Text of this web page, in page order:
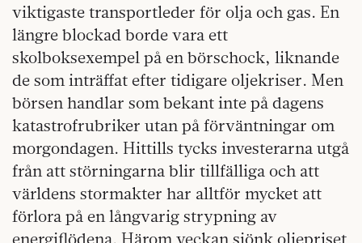
viktigaste transportleder för olja och gas. En
längre blockad borde vara ett
skolboksexempel på en börschock, liknande
de som inträffat efter tidigare oljekriser. Men
börsen handlar som bekant inte på dagens
katastrofrubriker utan på förväntningar om
morgondagen. Hittills tycks investerarna utgå
från att störningarna blir tillfälliga och att
världens stormakter har alltför mycket att
förlora på en långvarig strypning av
energiflödena. Härom veckan sjönk oljepriset